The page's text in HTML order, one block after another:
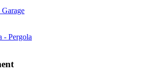
- Pergola